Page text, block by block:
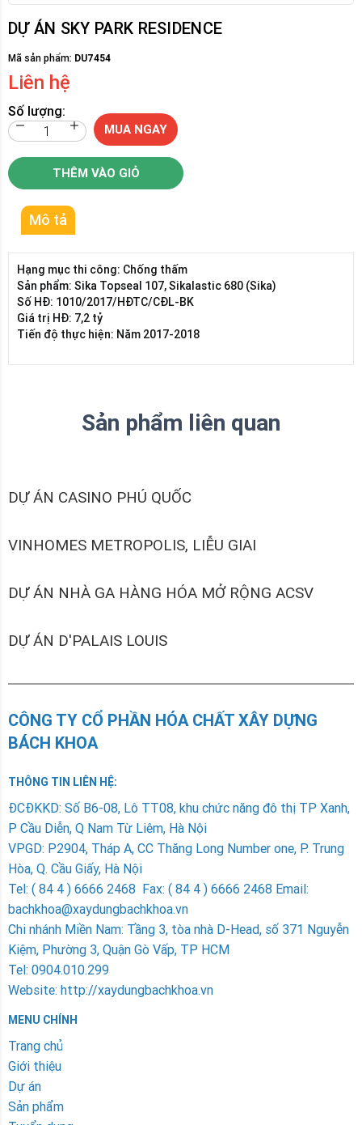
DỰ ÁN SKY PARK RESIDENCE
Mã sản phẩm: DU7454
Liên hệ
Số lượng:
MUA NGAY
THÊM VÀO GIỎ
Mô tả
Hạng mục thi công: Chống thấm
Sản phẩm: Sika Topseal 107, Sikalastic 680 (Sika)
Số HĐ: 1010/2017/HĐTC/CĐL-BK
Giá trị HĐ: 7,2 tỷ
Tiến độ thực hiện: Năm 2017-2018
Sản phẩm liên quan
DỰ ÁN CASINO PHÚ QUỐC
VINHOMES METROPOLIS, LIỄU GIAI
DỰ ÁN NHÀ GA HÀNG HÓA MỞ RỘNG ACSV
DỰ ÁN D'PALAIS LOUIS
CÔNG TY CỔ PHẦN HÓA CHẤT XÂY DỰNG
BÁCH KHOA
THÔNG TIN LIÊN HỆ:
ÐCÐKKD: Số B6-08, Lô TT08, khu chức năng đô thị TP Xanh,
P Cầu Diễn, Q Nam Từ Liêm, Hà Nội
VPGD: P2904, Tháp A, CC Thăng Long Number one, P. Trung
Hòa, Q. Cầu Giấy, Hà Nội
Tel: ( 84 4 ) 6666 2468 Fax: ( 84 4 ) 6666 2468 Email:
bachkhoa@xaydungbachkhoa.vn
Chi nhánh Miền Nam: Tầng 3, tòa nhà D-Head, số 371 Nguyễn
Kiệm, Phường 3, Quận Gò Vấp, TP HCM
Tel: 0904.010.299
Website: http://xaydungbachkhoa.vn
MENU CHÍNH
Trang chủ
Giới thiệu
Dự án
Sản phẩm